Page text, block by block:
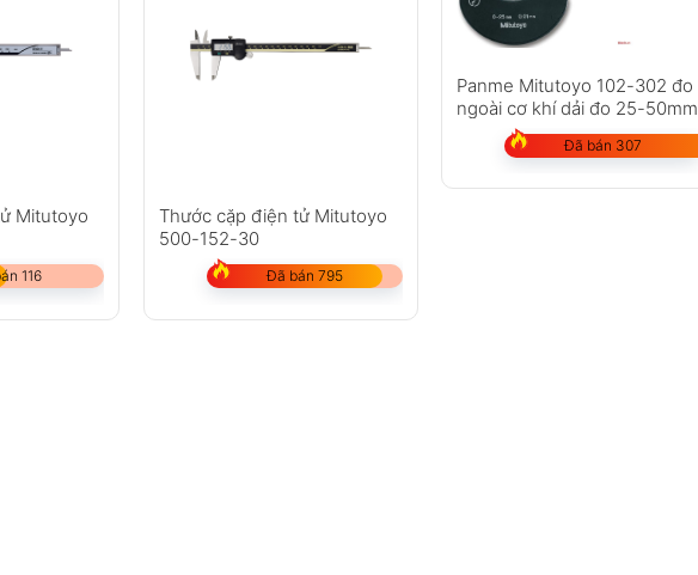
Mitutoyo
116
Thước cặp điện tử Mitutoyo
500-152-30
Đã bán 795
Panme Mitutoyo 102-302 đo
ngoài cơ khí dải đo 25-50mm
Đã bán 307